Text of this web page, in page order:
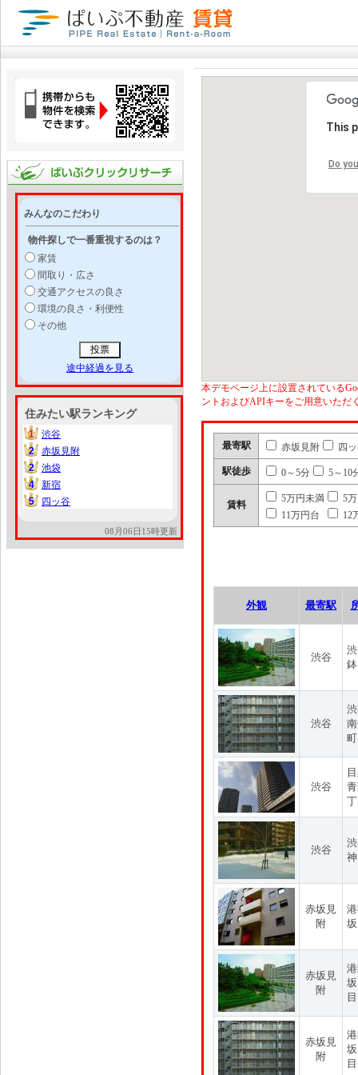
みんなのこだわり
物件探しで一番重視するのは？
家賃
間取り・広さ
交通アクセスの良さ
環境の良さ・利便性
その他
途中経過を見る
住みたい駅ランキング
1
1
渋谷
2
2
赤坂見附
2
2
池袋
4
4
新宿
5
5 四ッ谷
08月06日15時更新
This
Do
本デモページ上に設置されている
ントおよびAPIキーをご用意いただ
最寄駅 赤坂見附 四
駅徒歩 0～5分 5～10
賃料
5万円未満
5
11万円台
12
外観 最寄駅
渋谷
渋谷
渋谷
渋谷
赤坂見
附
赤坂見
附
目
赤坂見
附
目